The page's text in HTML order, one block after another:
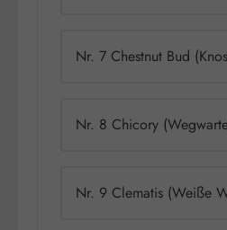
Nr. 7 Chestnut Bud
Nr. 8 Chicory
Nr. 9 Clematis (Weiße